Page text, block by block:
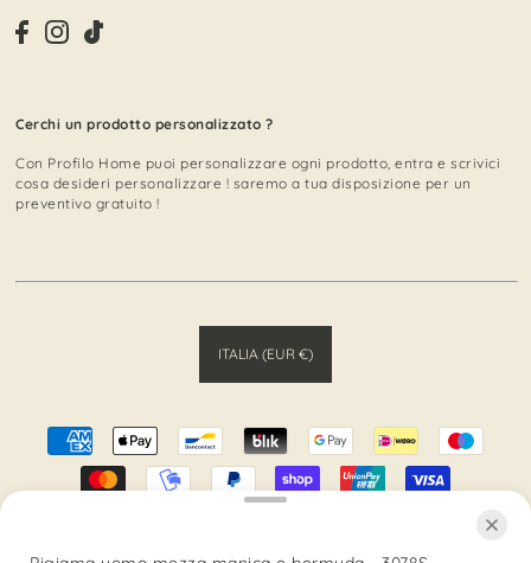
Cerchi un prodotto personalizzato ?
Con Profilo Home puoi personalizzare ogni prodotto, entra e scrivici
cosa desideri personalizzare ! saremo a tua disposizione per un
preventivo gratuito !
ITALIA (EUR €)